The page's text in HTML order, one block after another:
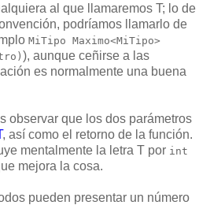
al que llamaremos T; lo de
podríamos llamarlo de
MiTipo Maximo<MiTipo>
), aunque ceñirse a las
es normalmente una buena
observar que los dos parámetros
, así como el retorno de la función.
mentalmente la letra T por int
mejora la cosa.
pueden presentar un número